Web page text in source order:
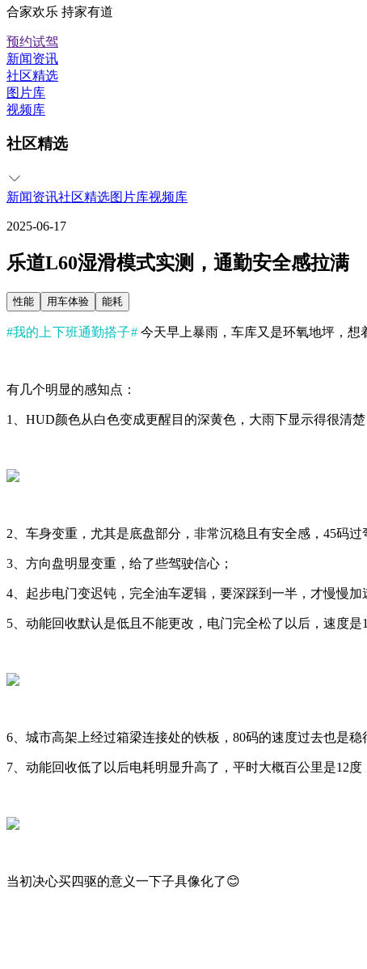
合家欢乐 持家有道
预约试驾
新闻资讯
社区精选
图片库
视频库
社区精选
新闻资讯社区精选图片库视频库
2025-06-17
乐道L60湿滑模式实测，通勤安全感拉满
性能 用车体验 能耗
#我的上下班通勤搭子# 今天早上暴雨，车库又是环氧地坪，想
有几个明显的感知点：
1、HUD颜色从白色变成更醒目的深黄色，大雨下显示得很清楚
2、车身变重，尤其是底盘部分，非常沉稳且有安全感，45码过
3、方向盘明显变重，给了些驾驶信心；
4、起步电门变迟钝，完全油车逻辑，要深踩到一半，才慢慢加
5、动能回收默认是低且不能更改，电门完全松了以后，速度是
6、城市高架上经过箱梁连接处的铁板，80码的速度过去也是稳
7、动能回收低了以后电耗明显升高了，平时大概百公里是12度
当初决心买四驱的意义一下子具像化了😊